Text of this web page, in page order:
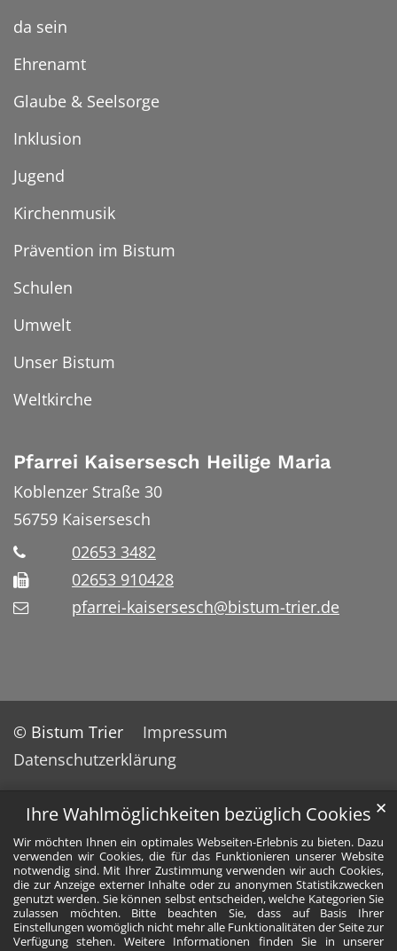
Ihre Wahlmöglichkeiten bezüglich Cookies
Wir möchten Ihnen ein optimales Webseiten-Erlebnis zu bieten. Dazu
verwenden wir Cookies, die für das Funktionieren unserer Website
notwendig sind. Mit Ihrer Zustimmung verwenden wir auch Cookies,
die zur Anzeige externer Inhalte oder zu anonymen Statistikzwecken
genutzt werden. Sie können selbst entscheiden, welche Kategorien Sie
zulassen möchten. Bitte beachten Sie, dass auf Basis Ihrer
Einstellungen womöglich nicht mehr alle Funktionalitäten der Seite zur
Verfügung stehen. Weitere Informationen finden Sie in unserer
✕
da sein
Ehrenamt
Glaube & Seelsorge
Inklusion
Jugend
Kirchenmusik
Prävention im Bistum
Schulen
Umwelt
Unser Bistum
Weltkirche
Pfarrei Kaisersesch Heilige Maria
Koblenzer Straße 30
56759 Kaisersesch
02653 3482
02653 910428
pfarrei-kaisersesch@bistum-trier.de
© Bistum Trier
Impressum
Datenschutzerklärung